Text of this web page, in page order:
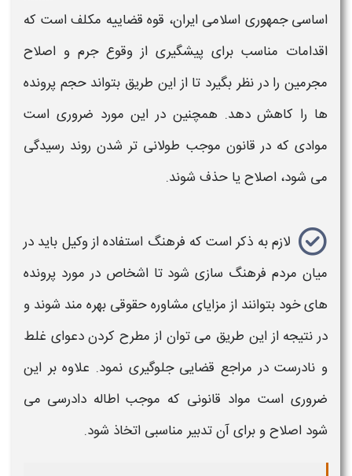
اساسی جمهوری اسلامی ایران، قوه قضاییه مکلف است که
اقدامات مناسب برای پیشگیری از وقوع جرم و اصلاح
مجرمین را در نظر بگیرد تا از این طریق بتواند حجم پرونده
ها را کاهش دهد. همچنین در این مورد ضروری است
موادی که در قانون موجب طولانی تر شدن روند رسیدگی
می شود، اصلاح یا حذف شوند.
لازم به ذکر است که فرهنگ استفاده از وکیل باید در
میان مردم فرهنگ سازی شود تا اشخاص در مورد پرونده
های خود بتوانند از مزایای مشاوره حقوقی بهره مند شوند و
در نتیجه از این طریق می توان از مطرح کردن دعوای غلط
و نادرست در مراجع قضایی جلوگیری نمود. علاوه بر این
ضروری است مواد قانونی که موجب اطاله دادرسی می
شود اصلاح و برای آن تدبیر مناسبی اتخاذ شود.